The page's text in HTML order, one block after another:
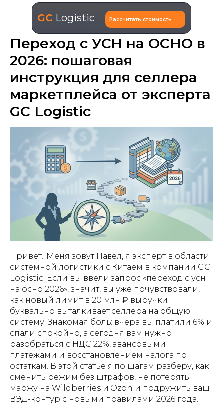
GC Logistic Рассчитать стоимость
Переход с УСН на ОСНО в
2026: пошаговая
инструкция для селлера
маркетплейса от эксперта
GC Logistic
Привет! Меня зовут Павел, я эксперт в области
системной логистики с Китаем в компании GC
Logistic. Если вы ввели запрос «переход с усн
на осно 2026», значит, вы уже почувствовали,
как новый лимит в 20 млн ₽ выручки
буквально выталкивает селлера на общую
систему. Знакомая боль: вчера вы платили 6% и
спали спокойно, а сегодня вам нужно
разобраться с НДС 22%, авансовыми
платежами и восстановлением налога по
остаткам. В этой статье я по шагам разберу, как
сменить режим без штрафов, не потерять
маржу на Wildberries и Ozon и подружить ваш
ВЭД-контур с новыми правилами 2026 года.